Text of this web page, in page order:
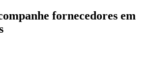
fornecedores em